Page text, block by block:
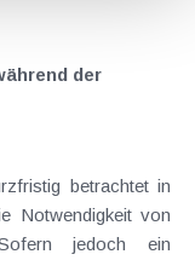
der
betrachtet in
Notwendigkeit von